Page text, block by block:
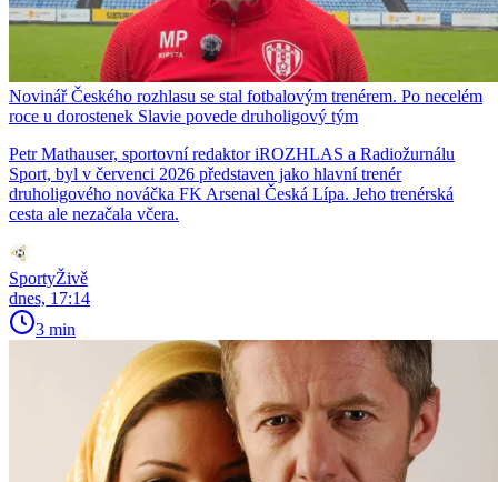
Novinář Českého rozhlasu se stal fotbalovým trenérem. Po necelém
roce u dorostenek Slavie povede druholigový tým
Petr Mathauser, sportovní redaktor iROZHLAS a Radiožurnálu
Sport, byl v červenci 2026 představen jako hlavní trenér
druholigového nováčka FK Arsenal Česká Lípa. Jeho trenérská
cesta ale nezačala včera.
SportyŽivě
dnes, 17:14
3 min